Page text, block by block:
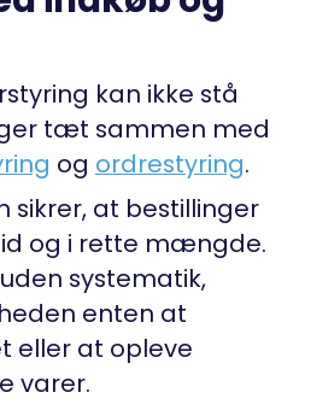
kan ikke stå
tæt sammen med
og ordrestyring.
sikrer, at bestillinger
og i rette mængde.
systematik,
enten at
eller at opleve
varer.